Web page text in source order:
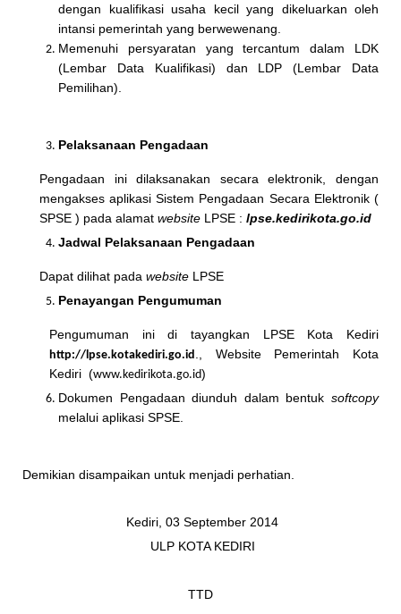
dengan kualifikasi usaha kecil yang dikeluarkan oleh
intansi pemerintah yang berwewenang.
Memenuhi persyaratan yang tercantum dalam LDK
(Lembar Data Kualifikasi) dan LDP (Lembar Data
Pemilihan).
Pelaksanaan Pengadaan
Pengadaan ini dilaksanakan secara elektronik, dengan
mengakses aplikasi Sistem Pengadaan Secara Elektronik (
SPSE ) pada alamat websiteLPSE : lpse.kedirikota.go.id
Jadwal Pelaksanaan Pengadaan
Dapat dilihat pada websiteLPSE
Penayangan Pengumuman
Pengumuman ini di tayangkan LPSE Kota Kediri
http://lpse.kotakediri.go.id ., Website Pemerintah Kota
Kediri (www.kedirikota.go.id)
Dokumen Pengadaan diunduh dalam bentuk softcopy
melalui aplikasi SPSE.
Demikian disampaikan untuk menjadi perhatian.
Kediri, 03 September 2014
ULP KOTA KEDIRI
TTD